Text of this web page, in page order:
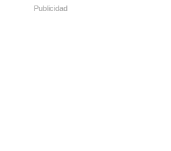
Publicidad